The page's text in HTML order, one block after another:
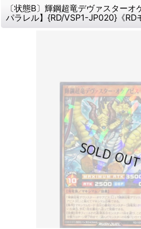
〔状態B〕輝鋼超竜デヴァスター
パラレル】{RD/VSP1-JP020}《RD